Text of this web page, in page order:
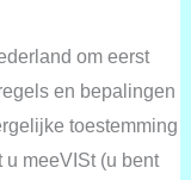
om eerst
en bepalingen
toestemming
u meeVISt (u bent